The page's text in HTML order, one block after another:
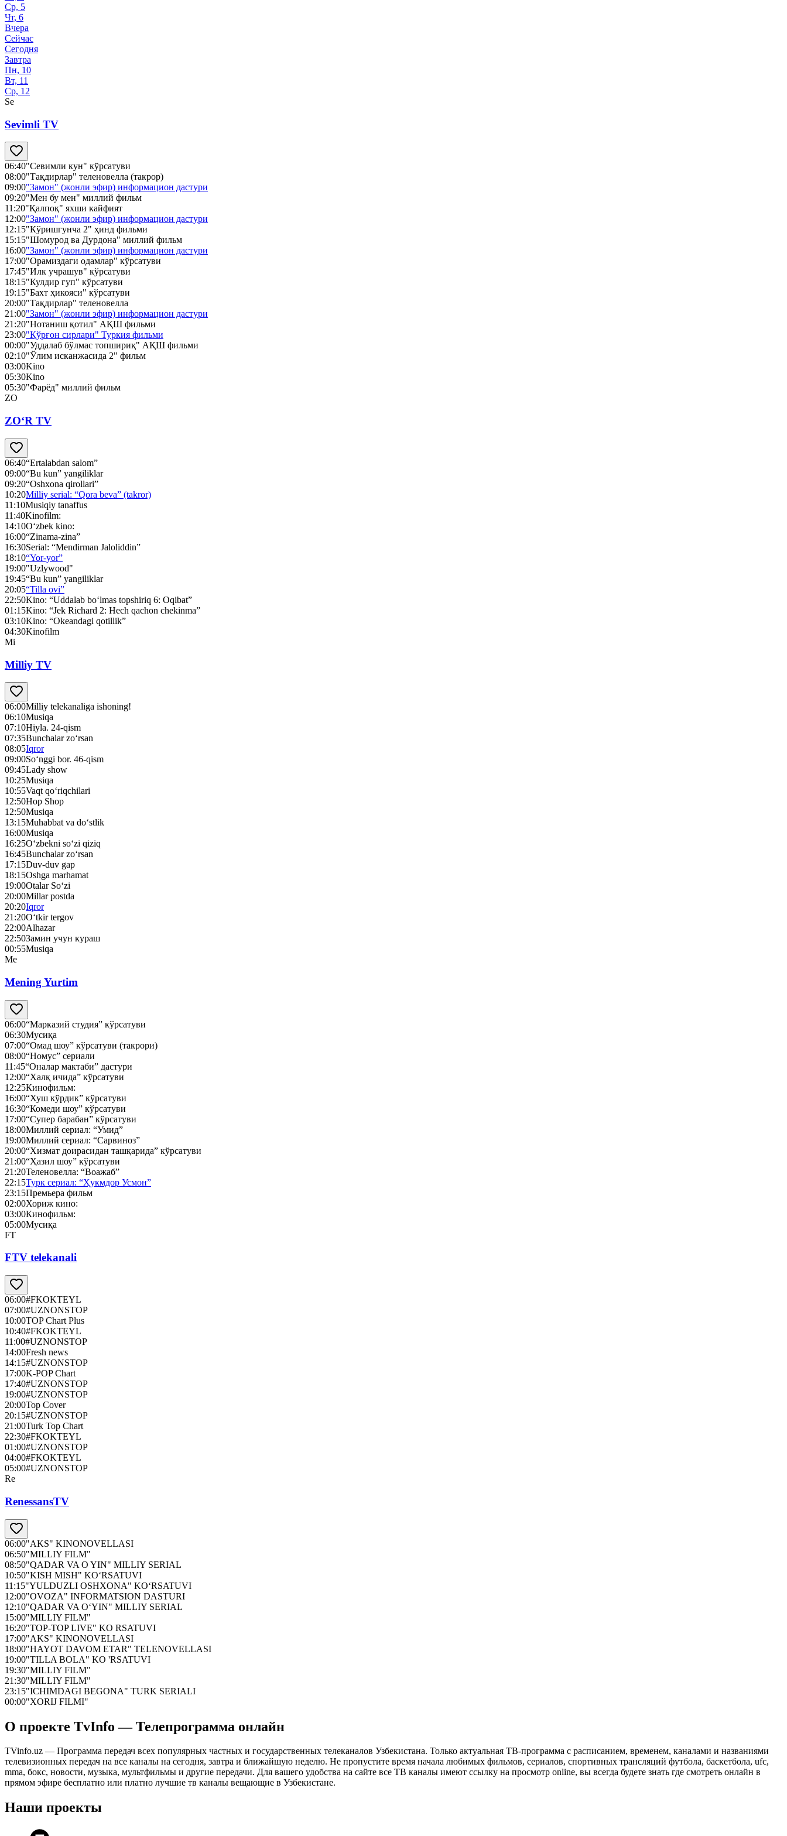
Ср, 5
Чт, 6
Вчера
Сейчас
Сегодня
Завтра
Пн, 10
Вт, 11
Ср, 12
Se
Sevimli TV
06:40"Севимли кун" кўрсатуви
08:00"Тақдирлар" теленовелла (такрор)
09:00"Замон" (жонли эфир) информацион дастури
09:20"Мен бу мен" миллий фильм
11:20"Қалпоқ" яхши кайфият
12:00"Замон" (жонли эфир) информацион дастури
12:15"Кўришгунча 2" ҳинд фильми
15:15"Шомурод ва Дурдона" миллий фильм
16:00"Замон" (жонли эфир) информацион дастури
17:00"Орамиздаги одамлар" кўрсатуви
17:45"Илк учрашув" кўрсатуви
18:15"Кулдир гуп" кўрсатуви
19:15"Бахт ҳикояси" кўрсатуви
20:00"Тақдирлар" теленовелла
21:00"Замон" (жонли эфир) информацион дастури
21:20"Нотаниш қотил" АҚШ фильми
23:00"Қўрғон сирлари" Туркия фильми
00:00"Уддалаб бўлмас топшириқ" АҚШ фильми
02:10"Ўлим исканжасида 2" фильм
03:00Kino
05:30Kino
05:30"Фарёд" миллий фильм
ZO
ZO‘R TV
06:40“Ertalabdan salom”
09:00“Bu kun” yangiliklar
09:20“Oshxona qirollari”
10:20Milliy serial: “Qora beva” (takror)
11:10Musiqiy tanaffus
11:40Kinofilm:
14:10O‘zbek kino:
16:00“Zinama-zina”
16:30Serial: “Mendirman Jaloliddin”
18:10“Yor-yor”
19:00"Uzlywood"
19:45“Bu kun” yangiliklar
20:05“Tilla ovi”
22:50Kino: “Uddalab bo‘lmas topshiriq 6: Oqibat”
01:15Kino: “Jek Richard 2: Hech qachon chekinma”
03:10Kino: “Okeandagi qotillik”
04:30Kinofilm
Mi
Milliy TV
06:00Milliy telekanaliga ishoning!
06:10Musiqa
07:10Hiyla. 24-qism
07:35Bunchalar zo‘rsan
08:05Iqror
09:00So‘nggi bor. 46-qism
09:45Lady show
10:25Musiqa
10:55Vaqt qo‘riqchilari
12:50Hop Shop
12:50Musiqa
13:15Muhabbat va do‘stlik
16:00Musiqa
16:25O‘zbekni so‘zi qiziq
16:45Bunchalar zo‘rsan
17:15Duv-duv gap
18:15Oshga marhamat
19:00Otalar So‘zi
20:00Millar postda
20:20Iqror
21:20O‘tkir tergov
22:00Alhazar
22:50Замин учун кураш
00:55Musiqa
Me
Mening Yurtim
06:00“Марказий студия” кўрсатуви
06:30Мусиқа
07:00“Омад шоу” кўрсатуви (такрори)
08:00“Номус” сериали
11:45“Оналар мактаби” дастури
12:00“Халқ ичида” кўрсатуви
12:25Кинофильм:
16:00“Хуш кўрдик” кўрсатуви
16:30“Комеди шоу” кўрсатуви
17:00“Супер барабан” кўрсатуви
18:00Миллий сериал: “Умид”
19:00Миллий сериал: “Сарвиноз”
20:00“Хизмат доирасидан ташқарида” кўрсатуви
21:00“Ҳазил шоу” кўрсатуви
21:20Теленовелла: “Воажаб”
22:15Турк сериал: “Ҳукмдор Усмон”
23:15Премьера фильм
02:00Хориж кино:
03:00Кинофильм:
05:00Мусиқа
FT
FTV telekanali
06:00#FKOKTEYL
07:00#UZNONSTOP
10:00TOP Chart Plus
10:40#FKOKTEYL
11:00#UZNONSTOP
14:00Fresh news
14:15#UZNONSTOP
17:00K-POP Chart
17:40#UZNONSTOP
19:00#UZNONSTOP
20:00Top Cover
20:15#UZNONSTOP
21:00Turk Top Chart
22:30#FKOKTEYL
01:00#UZNONSTOP
04:00#FKOKTEYL
05:00#UZNONSTOP
Re
RenessansTV
06:00"AKS" KINONOVELLASI
06:50"MILLIY FILM"
08:50"QADAR VA O YIN" MILLIY SERIAL
10:50"KISH MISH" KO‘RSATUVI
11:15"YULDUZLI OSHXONA" KO‘RSATUVI
12:00"OVOZA" INFORMATSION DASTURI
12:10"QADAR VA O‘YIN" MILLIY SERIAL
15:00"MILLIY FILM"
16:20"TOP-TOP LIVE" KO RSATUVI
17:00"AKS" KINONOVELLASI
18:00"HAYOT DAVOM ETAR" TELENOVELLASI
19:00"TILLA BOLA" KO 'RSATUVI
19:30"MILLIY FILM"
21:30"MILLIY FILM"
23:15"ICHIMDAGI BEGONA" TURK SERIALI
00:00"XORIJ FILMI"
О проекте TvInfo — Телепрограмма онлайн
TVinfo.uz — Программа передач всех популярных частных и государственных телеканалов Узбекистана. Только актуальная ТВ-программа с расписанием, временем, каналами и названиями
телевизионных передач на все каналы на сегодня, завтра и ближайшую неделю. Не пропустите время начала любимых фильмов, сериалов, спортивных трансляций футбола, баскетбола, ufc,
mma, бокс, новости, музыка, мультфильмы и другие передачи. Для вашего удобства на сайте все ТВ каналы имеют ссылку на просмотр online, вы всегда будете знать где смотреть онлайн в
прямом эфире бесплатно или платно лучшие тв каналы вещающие в Узбекистане.
Наши проекты